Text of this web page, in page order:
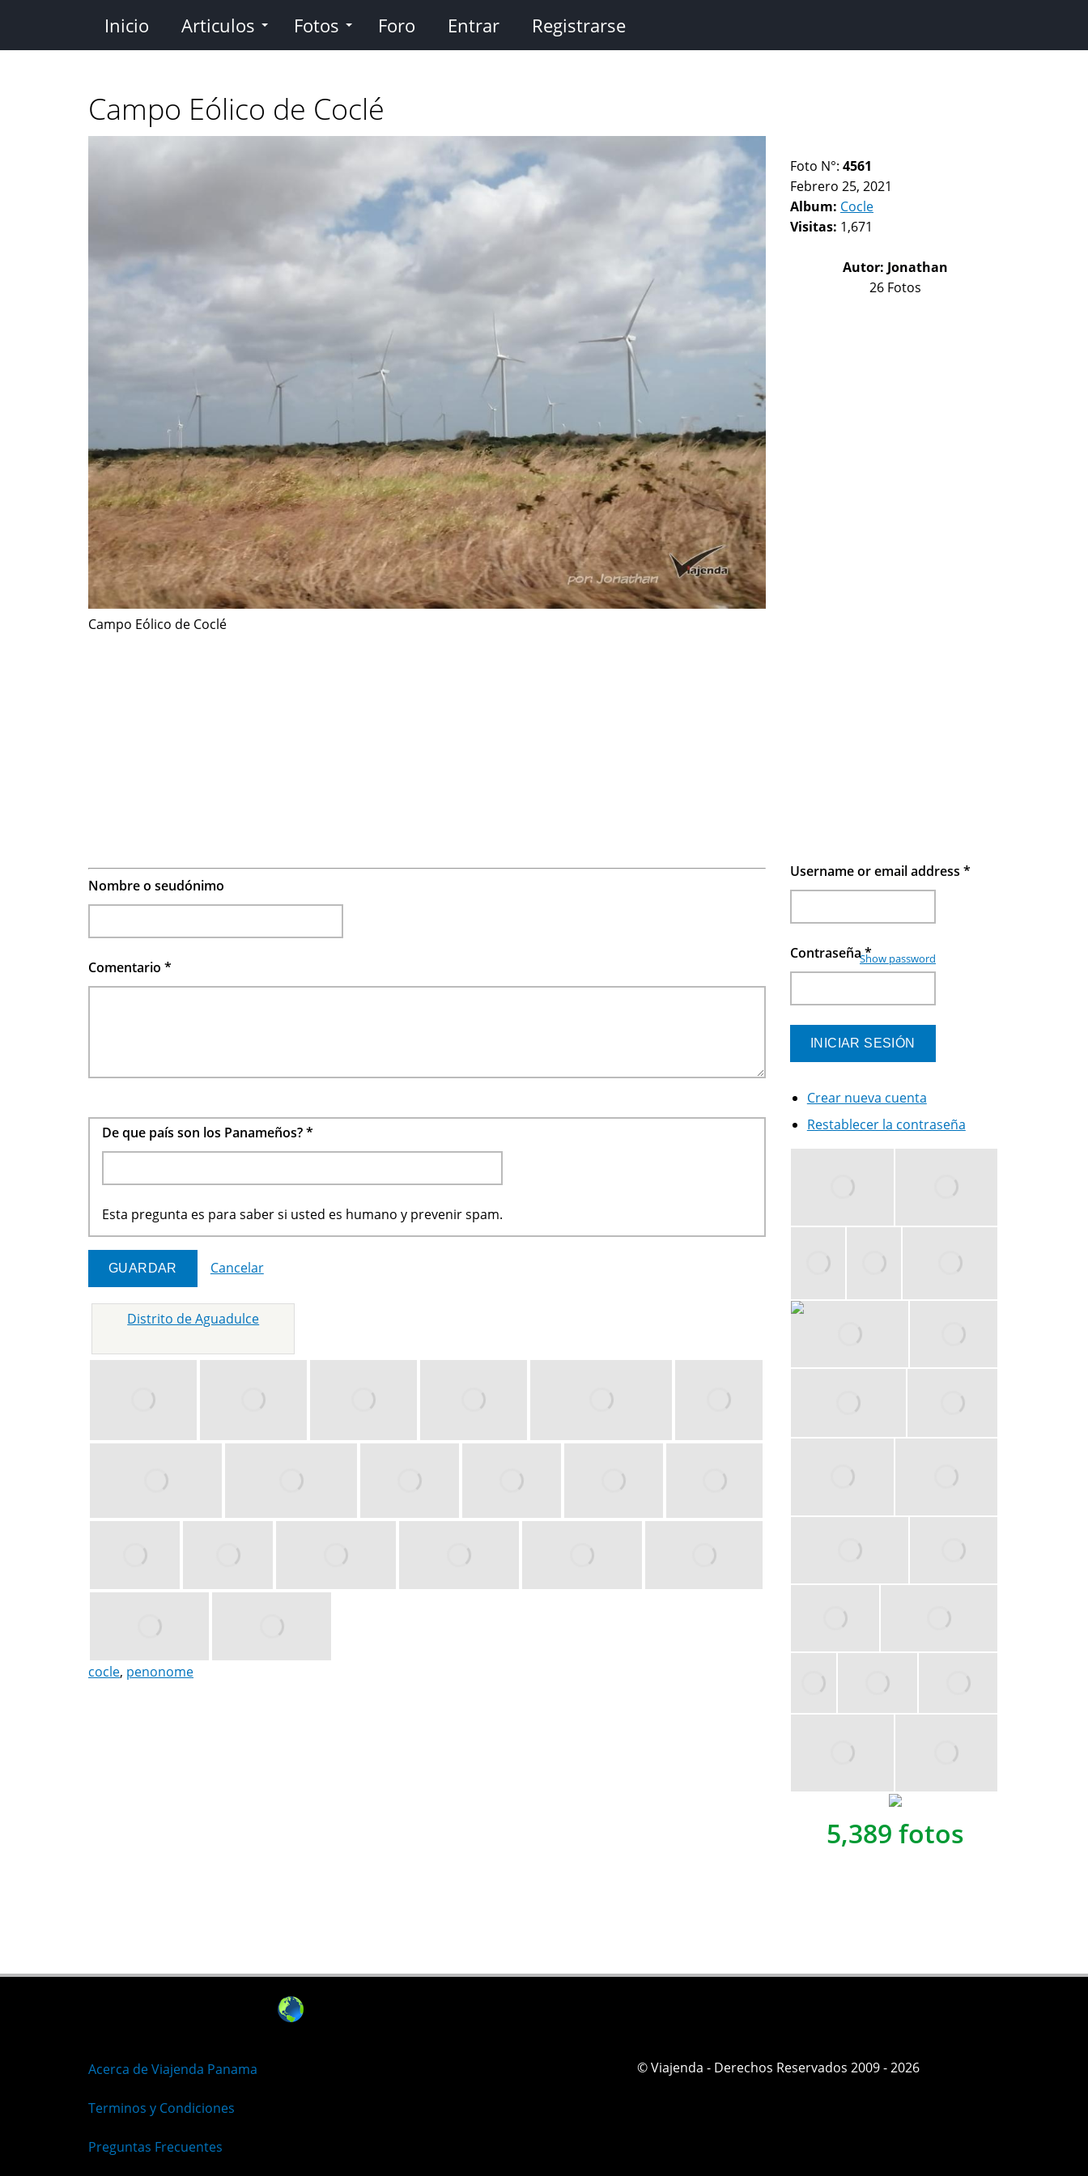
contenido
Inicio Articulos Fotos Foro Entrar Registrarse
Campo Eólico de Coclé
Campo Eólico de Coclé
Foto N°: 4561
Febrero 25, 2021
Album: Cocle
Visitas: 1,671
Autor: Jonathan
26 Fotos
Nombre o seudónimo
Comentario *
De que país son los Panameños?*
Esta pregunta es para saber si usted es humano y prevenir spam.
Cancelar
Distrito de Aguadulce
cocle, penonome
Username or email address *
Contraseña*
Show password
Crear nueva cuenta
Restablecer la contraseña
5,389 fotos
Acerca de Viajenda Panama
Terminos y Condiciones
Preguntas Frecuentes
© Viajenda - Derechos Reservados 2009 - 2026